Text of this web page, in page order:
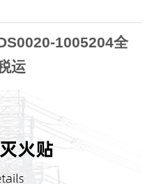
1005204全
运